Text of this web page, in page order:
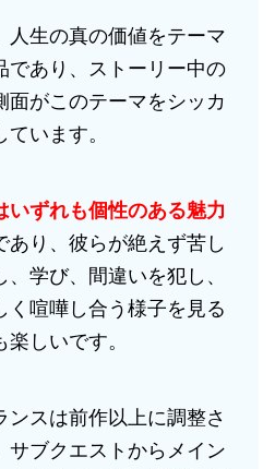
人生の真の価値をテーマ
であり、ストーリー中の
面がこのテーマをシッカ
ています。
いずれも個性のある魅力
あり、彼らが絶えず苦し
、学び、間違いを犯し、
く喧嘩し合う様子を見る
しいです。
ンスは前作以上に調整さ
サブクエストからメイン